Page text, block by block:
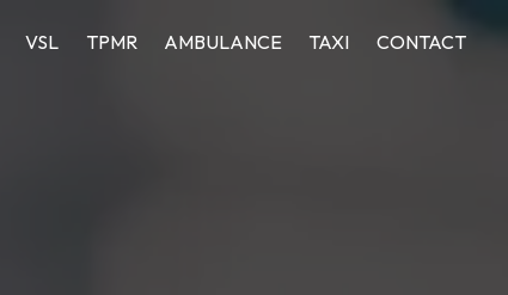
VSL TPMR AMBULANCE TAXI CONTACT